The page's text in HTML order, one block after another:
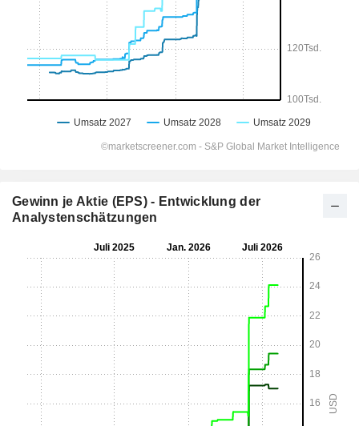
Gewinn je Aktie (EPS) - Entwicklung der
Analystenschätzungen